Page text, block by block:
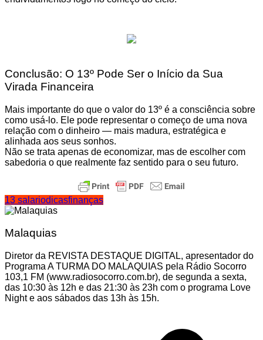
Conclusão: O 13º Pode Ser o Início da Sua
Virada Financeira
Mais importante do que o valor do 13º é a consciência sobre
como usá-lo. Ele pode representar o começo de uma nova
relação com o dinheiro — mais madura, estratégica e
alinhada aos seus sonhos.
Não se trata apenas de economizar, mas de escolher com
sabedoria o que realmente faz sentido para o seu futuro.
13 salariodicasfinanças
Malaquias
Diretor da REVISTA DESTAQUE DIGITAL, apresentador do
Programa A TURMA DO MALAQUIAS pela Rádio Socorro
103,1 FM (www.radiosocorro.com.br), de segunda a sexta,
das 10:30 às 12h e das 21:30 às 23h com o programa Love
Night e aos sábados das 13h às 15h.